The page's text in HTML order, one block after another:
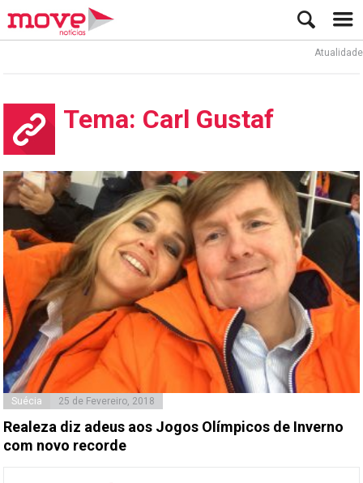
Atualidade
Tema: Carl Gustaf
Suécia 25 de Fevereiro, 2018
Realeza diz adeus aos Jogos Olímpicos de Inverno
com novo recorde